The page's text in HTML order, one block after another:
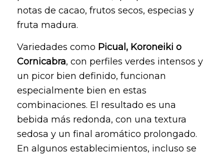
notas de cacao, frutos secos, especias y
fruta madura.
Variedades como Picual, Koroneiki o
Cornicabra, con perfiles verdes intensos y
un picor bien definido, funcionan
especialmente bien en estas
combinaciones. El resultado es una
bebida más redonda, con una textura
sedosa y un final aromático prolongado.
En algunos establecimientos, incluso se